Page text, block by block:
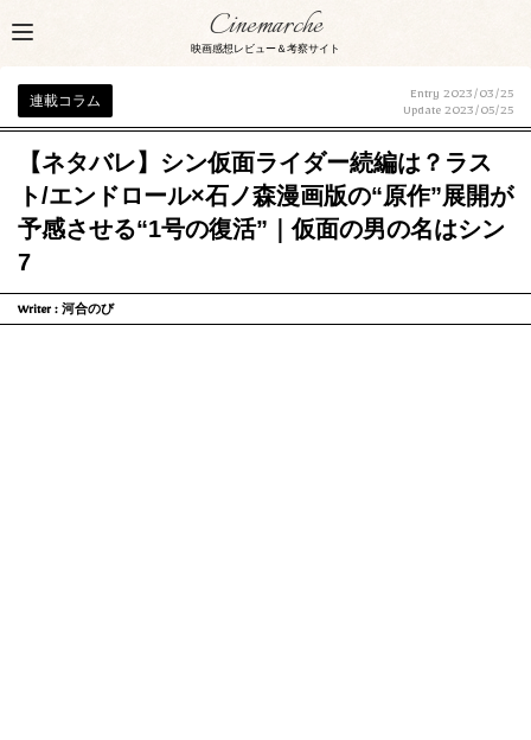
Cinemarche
映画感想レビュー＆考察サイト
連載コラム
Entry 2023/03/25
Update 2023/05/25
【ネタバレ】シン仮面ライダー続編は？ラス
ト/エンドロール×石ノ森漫画版の“原作”展開が
予感させる“1号の復活”｜仮面の男の名はシン
7
Writer : 河合のび